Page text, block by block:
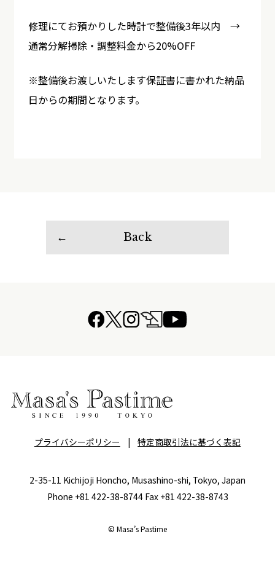
修理にてお預かりした時計で整備後3年以内 →
通常分解掃除・調整料金から20%OFF
※整備後お渡しいたします保証書に書かれた納品
日からの期間となります。
Back
プライバシーポリシー | 特定商取引法に基づく表記
2-35-11 Kichijoji Honcho, Musashino-shi, Tokyo, Japan
Phone +81 422-38-8744 Fax +81 422-38-8743
© Masa’s Pastime